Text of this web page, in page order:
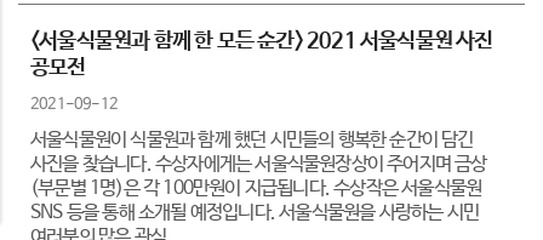
<서울식물원과 함께 한 모든 순간> 2021 서울식물원 사진
공모전
2021-09-12
서울식물원이 식물원과 함께 했던 시민들의 행복한 순간이 담긴
사진을 찾습니다. 수상자에게는 서울식물원장상이 주어지며 금상
(부문별 1명)은 각 100만원이 지급됩니다. 수상작은 서울식물원
SNS 등을 통해 소개될 예정입니다. 서울식물원을 사랑하는 시민